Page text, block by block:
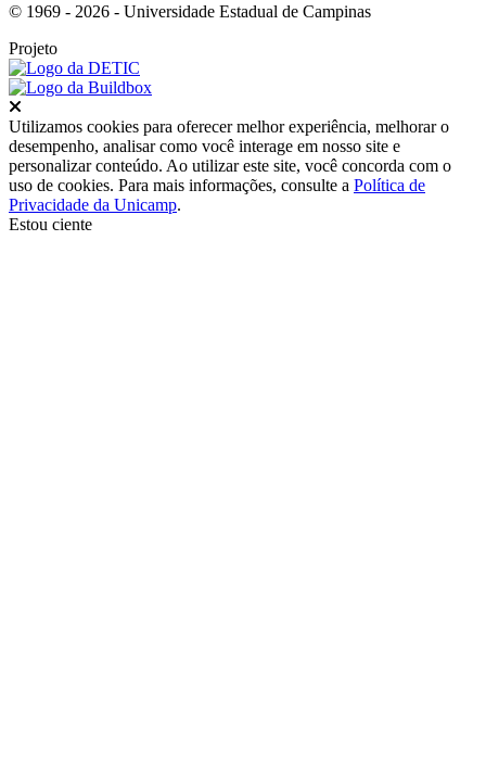
© 1969 - 2026 - Universidade Estadual de Campinas
Projeto
Utilizamos cookies para oferecer melhor experiência, melhorar o
desempenho, analisar como você interage em nosso site e
personalizar conteúdo. Ao utilizar este site, você concorda com o
uso de cookies. Para mais informações, consulte a Política de
Privacidade da Unicamp.
Estou ciente